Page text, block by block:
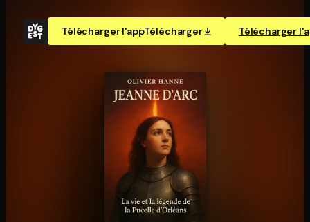
Télécharger l'appTélécharger Télécharger